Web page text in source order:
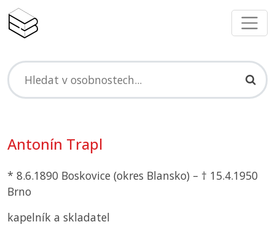
Antonín Trapl
* 8.6.1890 Boskovice (okres Blansko) – † 15.4.1950
Brno
kapelník a skladatel